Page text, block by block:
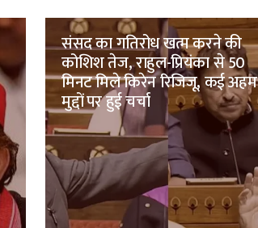
संसद का गतिरोध खत्म करने की
कोशिश तेज, राहुल-प्रियंका से 50
मिनट मिले किरेन रिजिजू, कई अहम
मुद्दों पर हुई चर्चा